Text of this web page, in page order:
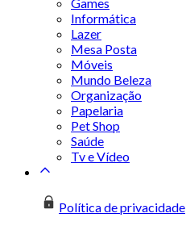
Informática
Lazer
Mesa Posta
Móveis
Mundo Beleza
Organização
Papelaria
Pet Shop
Saúde
Tv e Vídeo
Política de privacidade